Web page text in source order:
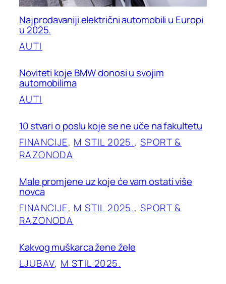
Najprodavaniji električni automobili u Europi
u 2025.
AUTI
Noviteti koje BMW donosi u svojim
automobilima
AUTI
10 stvari o poslu koje se ne uče na fakultetu
FINANCIJE, M STIL 2025., SPORT &
RAZONODA
Male promjene uz koje će vam ostati više
novca
FINANCIJE, M STIL 2025., SPORT &
RAZONODA
Kakvog muškarca žene žele
LJUBAV, M STIL 2025.